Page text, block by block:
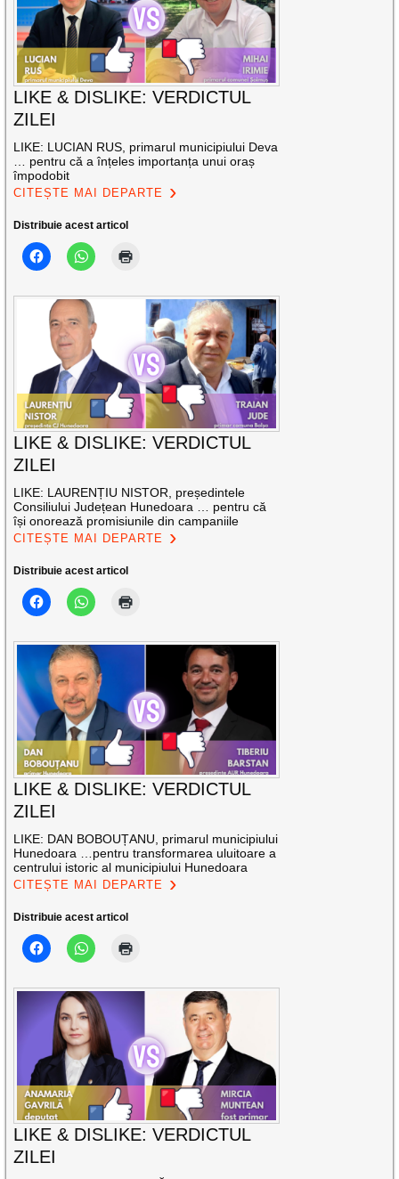
LIKE & DISLIKE: VERDICTUL
ZILEI
LIKE: LUCIAN RUS, primarul municipiului Deva
… pentru că a înțeles importanța unui oraș
împodobit
CITEȘTE MAI DEPARTE
Distribuie acest articol
LIKE & DISLIKE: VERDICTUL
ZILEI
LIKE: LAURENȚIU NISTOR, președintele
Consiliului Județean Hunedoara … pentru că
își onorează promisiunile din campaniile
CITEȘTE MAI DEPARTE
Distribuie acest articol
LIKE & DISLIKE: VERDICTUL
ZILEI
LIKE: DAN BOBOUȚANU, primarul municipiului
Hunedoara …pentru transformarea uluitoare a
centrului istoric al municipiului Hunedoara
CITEȘTE MAI DEPARTE
Distribuie acest articol
LIKE & DISLIKE: VERDICTUL
ZILEI